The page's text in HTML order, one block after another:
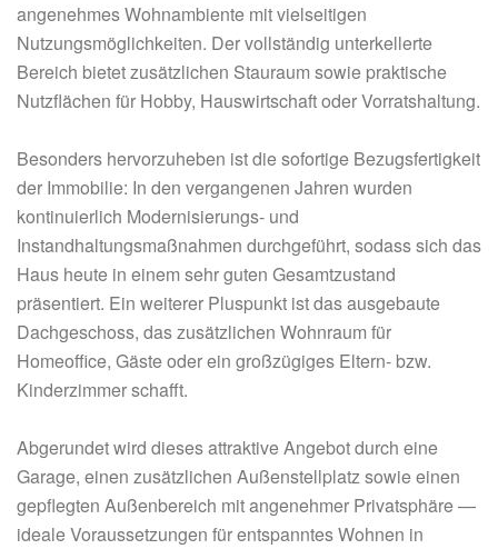
angenehmes Wohnambiente mit vielseitigen
Nutzungsmöglichkeiten. Der vollständig unterkellerte
Bereich bietet zusätzlichen Stauraum sowie praktische
Nutzflächen für Hobby, Hauswirtschaft oder Vorratshaltung.
Besonders hervorzuheben ist die sofortige Bezugsfertigkeit
der Immobilie: In den vergangenen Jahren wurden
kontinuierlich Modernisierungs- und
Instandhaltungsmaßnahmen durchgeführt, sodass sich das
Haus heute in einem sehr guten Gesamtzustand
präsentiert. Ein weiterer Pluspunkt ist das ausgebaute
Dachgeschoss, das zusätzlichen Wohnraum für
Homeoffice, Gäste oder ein großzügiges Eltern- bzw.
Kinderzimmer schafft.
Abgerundet wird dieses attraktive Angebot durch eine
Garage, einen zusätzlichen Außenstellplatz sowie einen
gepflegten Außenbereich mit angenehmer Privatsphäre —
ideale Voraussetzungen für entspanntes Wohnen in